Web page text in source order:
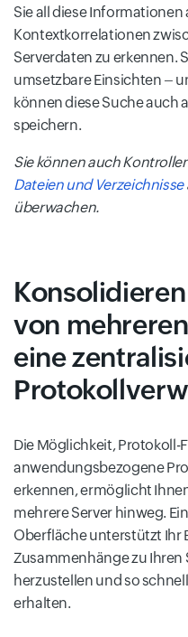
Sie all diese Informationen
Kontextkorrelationen
Serverdaten zu erkennen.
umsetzbare Einsichten –
können diese Suche auch
speichern.
Sie können auch
Dateien und Verzeichnisse
überwachen.
von
eine
Die Möglichkeit, Protokoll-
anwendungsbezogene
erkennen, ermöglicht
mehrere Server hinweg.
Oberfläche unterstützt Ihr
Zusammenhänge zu Ihren
herzustellen und so
erhalten.